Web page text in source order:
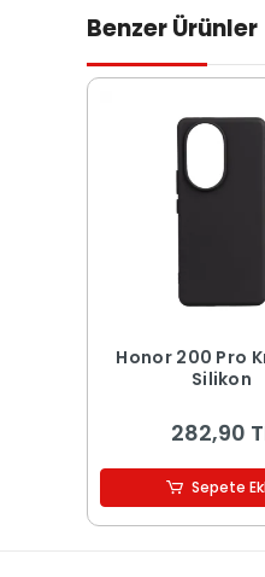
Benzer Ürünler
Honor 200 Pro
Silikon
282,90
Sepete